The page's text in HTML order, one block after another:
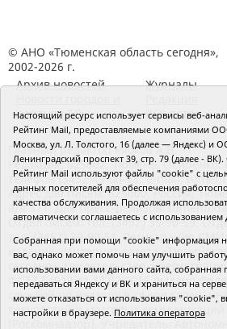
© АНО «Тюменская область сегодня»,
2002-2026 г.
Архив новостей
районов ТО
Журналы
RSS поток
Главный редактор Рябков А.В.
Редакция: 625002, Тюмень, Осипенко,
телефон (3452)49-00-18, e-mail:
Адрес для писем: 625000, Россия,
а/я 371. Для пресс-релизов:
Отдел писем: тел. (3452) 39-90-59.
тел. (3452) 39-90-51. Регистрация
издание «Интернет-газета
сегодня», свидетельство о
ФС77-64918 от 24.02.2016 выдано
службой по надзору в сфере связи,
технологий и массовых коммуникаций
(Роскомнадзор). Учредитель:
Настоящий ресурс использует сервисы веб-
Рейтинг Mail, предоставляемые компаниями
Москва, ул. Л. Толстого, 16 (далее — Яндекс) и
Ленинградский проспект 39, стр. 79 (далее -
Рейтинг Mail используют файлы "cookie" с
данных посетителей для обеспечения
качества обслуживания. Продолжая
автоматически соглашаетесь с
Собранная при помощи "cookie" информация
вас, однако может помочь нам улучшить
использовании вами данного сайта,
передаваться Яндексу и ВК и храниться на
можете отказаться от использования "cookie",
настройки в браузере. Политика оператора